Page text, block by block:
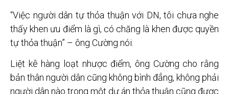
“Việc người dân tự thỏa thuận với DN, tôi chưa nghe
thấy khen ưu điểm là gì, có chăng là khen được quyền
tự thỏa thuận” – ông Cường nói.
Liệt kê hàng loạt nhược điểm, ông Cường cho rằng
bản thân người dân cũng không bình đẳng, không phải
người dân nào trong một dự án thỏa thuận cũng được